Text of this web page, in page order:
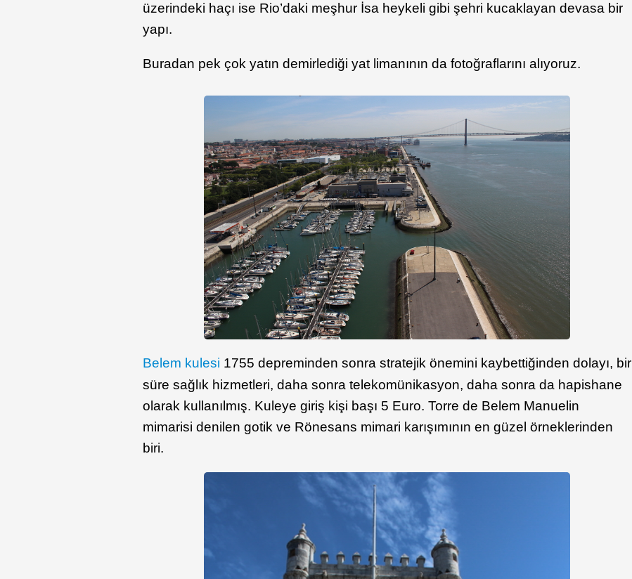
üzerindeki haçı ise Rio’daki meşhur İsa heykeli gibi şehri kucaklayan devasa bir
yapı.
Buradan pek çok yatın demirlediği yat limanının da fotoğraflarını alıyoruz.
Belem kulesi 1755 depreminden sonra stratejik önemini kaybettiğinden dolayı, bir
süre sağlık hizmetleri, daha sonra telekomünikasyon, daha sonra da hapishane
olarak kullanılmış. Kuleye giriş kişi başı 5 Euro. Torre de Belem Manuelin
mimarisi denilen gotik ve Rönesans mimari karışımının en güzel örneklerinden
biri.